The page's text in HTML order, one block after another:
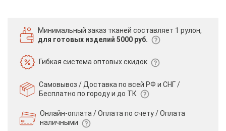
Минимальный заказ тканей составляет 1 рулон,
для готовых изделий 5000 руб.
Гибкая системаоптовых скидок
Самовывоз / Доставка по всей РФ и СНГ /
Бесплатно по городу и до ТК
Онлайн-оплата / Оплата по счету /Оплата
наличными